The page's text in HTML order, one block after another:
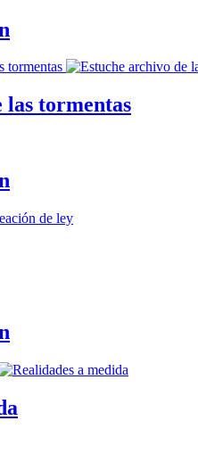
las tormentas